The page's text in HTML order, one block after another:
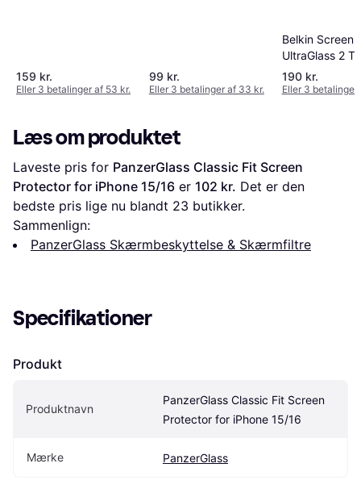
159 kr.
Eller 3 betalinger af 53 kr.
99 kr.
Eller 3 betalinger af 33 kr.
Belkin
UltraGlass 2
Screen
iPhone 14
190 kr.
Eller 3 betalinger
Læs om produktet
Laveste pris for PanzerGlass Classic Fit Screen
Protector for iPhone 15/16 er 102 kr. Det er den
bedste pris lige nu blandt 23 butikker.
Sammenlign:
PanzerGlass Skærmbeskyttelse & Skærmfiltre
Specifikationer
Produkt
Produktnavn
PanzerGlass Classic Fit Screen
Protector for iPhone 15/16
Mærke PanzerGlass